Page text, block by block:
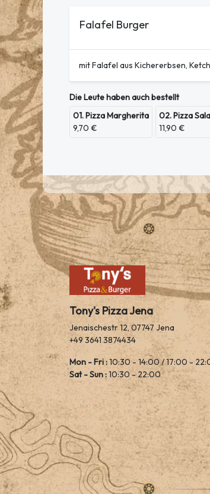
Falafel Burger
mit Falafel aus Kichererbsen,
Die Leute haben auch bestellt
01. Pizza Margherita
9,70 €
02. Pizza
11,90 €
Tony's Pizza Jena
Jenaischestr 12, 07747 Jena
+49 3641 3874434
Mon - Fri :10:30 - 14:00 / 17:00 -
Sat - Sun :10:30 - 22:00